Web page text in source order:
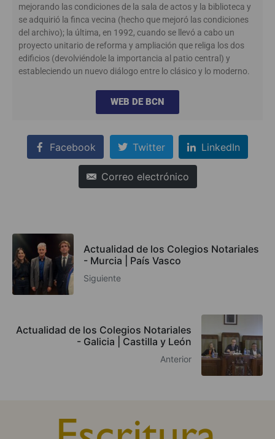
mejorando las condiciones de la sala de actos y la biblioteca y
se adquirió la finca vecina (hecho que mejoró las condiciones
del archivo); la última, en 1992, cuando se llevó a cabo un
proyecto unitario de reforma y ampliación que religa los dos
edificios (devolviéndole la importancia al patio central) y
estableciendo un nuevo diálogo entre lo clásico y lo moderno.
WEB DE BCN
Facebook Twitter LinkedIn
Correo electrónico
Actualidad de los Colegios Notariales
- Murcia | País Vasco
Siguiente
Actualidad de los Colegios Notariales
- Galicia | Castilla y León
Anterior